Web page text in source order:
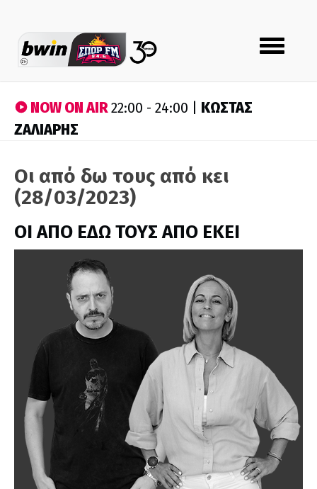
Toggle
navigation
NOW ON AIR22:00 - 24:00 | ΚΩΣΤΑΣ
ΖΑΛΙΑΡΗΣ
Οι από δω τους από κει
(28/03/2023)
ΟΙ ΑΠΟ ΕΔΩ ΤΟΥΣ ΑΠΟ ΕΚΕΙ